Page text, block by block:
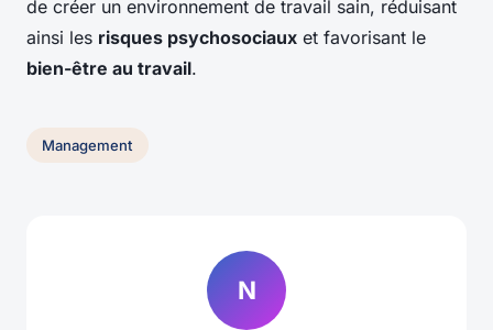
de créer un environnement de travail sain, réduisant
ainsi les risques psychosociaux et favorisant le
bien-être au travail.
Management
N